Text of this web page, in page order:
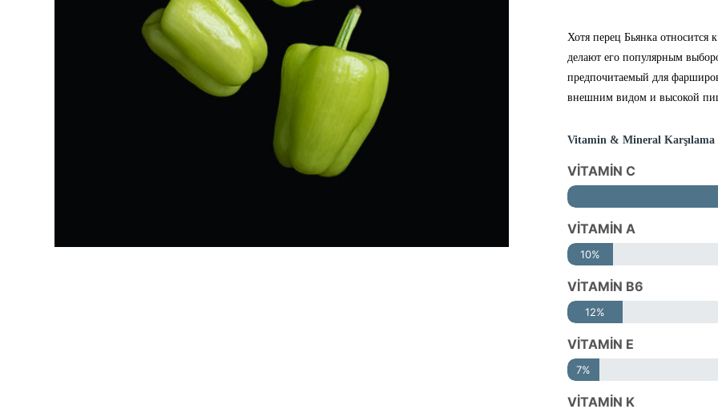
Хотя перец Бьянка относится
делают его популярным
предпочитаемый для
внешним видом и высокой
Vitamin & Mineral Karşılama
VİTAMİN C
VİTAMİN A
10%
VİTAMİN B6
12%
VİTAMİN E
7%
VİTAMİN K